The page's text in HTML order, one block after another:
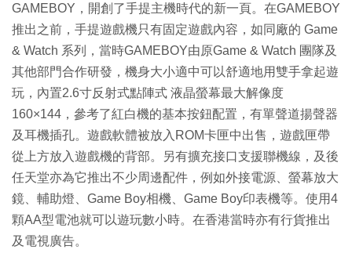
GAMEBOY，開創了手提主機時代的新一頁。在GAMEBOY
推出之前，手提遊戲機只有固定遊戲內容，如同廠的 Game
& Watch 系列，當時GAMEBOY由原Game & Watch 團隊及
其他部門合作研發，機身大小適中可以舒適地用雙手拿起遊
玩，內置2.6寸反射式點陣式 液晶螢幕最大解像度
160×144，參考了紅白機的基本按鈕配置，有單聲道揚聲器
及耳機插孔。遊戲軟體被放入ROM卡匣中出售，遊戲匣帶
從上方放入遊戲機的背部。另有擴充接口支援聯機線，及後
任天堂亦為它推出不少周邊配件，例如外接電源、螢幕放大
鏡、輔助燈、Game Boy相機、Game Boy印表機等。使用4
顆AA型電池就可以遊玩數小時。在香港當時亦有行貨推出
及電視廣告。